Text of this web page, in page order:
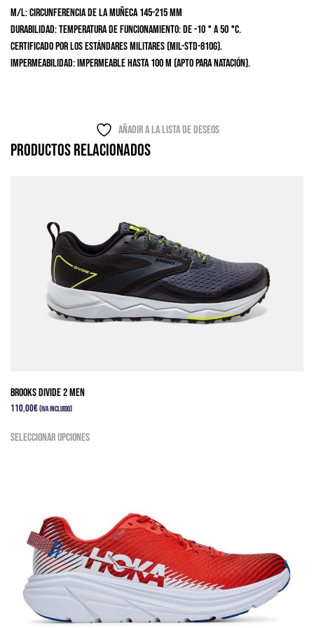
M/L: circunferencia de la muñeca 145-215 mm
Durabilidad:Temperatura de funcionamiento: de -10 ° a 50 °C.
Certificado por los estándares militares (MIL-STD-810G).
Impermeabilidad:Impermeable hasta 100 m (apto para natación).
Añadir a la lista de deseos
Productos relacionados
Brooks Divide 2 Men
110,00€(IVA Incluido)
Seleccionar opcionesproducto
opciones
se
pueden
elegir
en
la
página